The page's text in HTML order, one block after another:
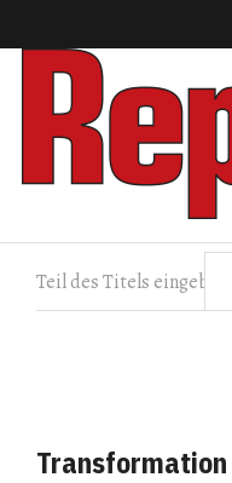
Teil des Titels eingeben